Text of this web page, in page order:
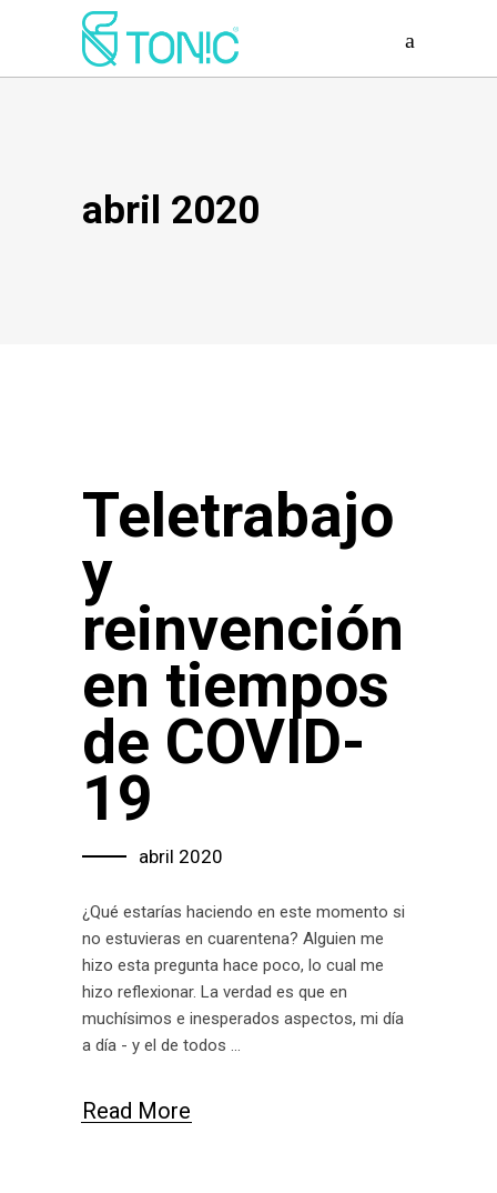
abril 2020
Teletrabajo
y
reinvención
en tiempos
de COVID-
19
abril 2020
¿Qué estarías haciendo en este momento si
no estuvieras en cuarentena? Alguien me
hizo esta pregunta hace poco, lo cual me
hizo reflexionar. La verdad es que en
muchísimos e inesperados aspectos, mi día
a día - y el de todos
Read More